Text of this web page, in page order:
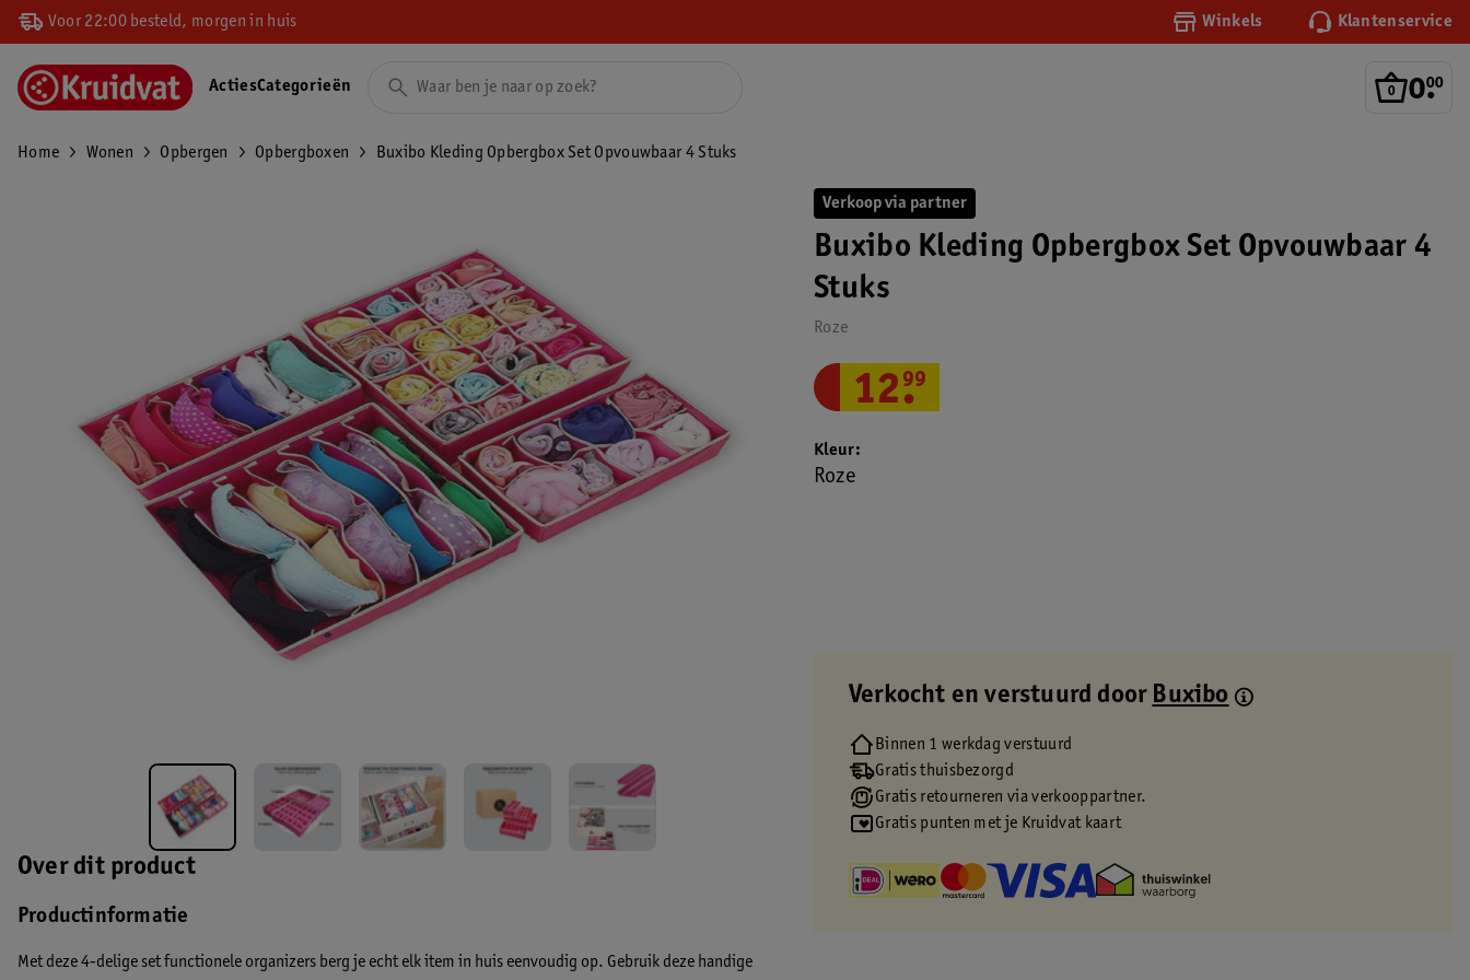
Voor 22:00 besteld, morgen in huis Winkels Klantenservice
0.
00
ActiesCategorieën
Home Wonen Opbergen Opbergboxen Buxibo Kleding Opbergbox Set Opvouwbaar 4 Stuks
Over dit product
Productinformatie
Met deze 4-delige set functionele organizers berg je echt elk item in huis eenvoudig op. Gebruik deze handige
Verkoop via partner
Buxibo Kleding Opbergbox Set Opvouwbaar 4
Stuks
Roze
12.
99
Kleur
Roze
Verkocht en verstuurd door Buxibo
Binnen 1 werkdag verstuurd
Gratis thuisbezorgd
Gratis retourneren via verkooppartner.
Gratis punten met je Kruidvat kaart